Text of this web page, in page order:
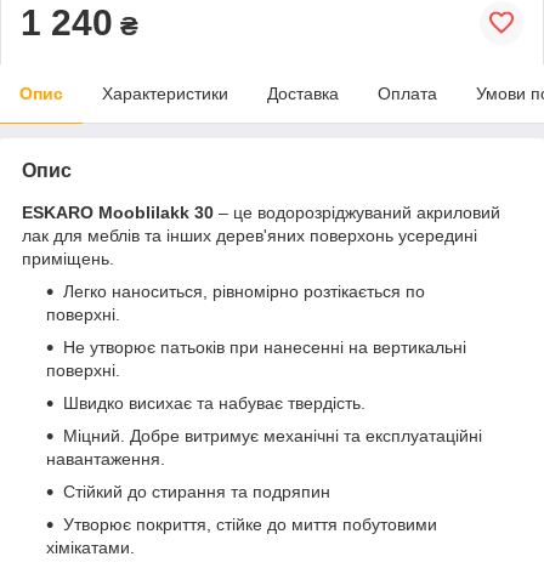
1 240 ₴
Опис Характеристики Доставка Оплата Умови
Опис
ESKARO Mooblilakk 30 – це водорозріджуваний акриловий
лак для меблів та інших дерев'яних поверхонь усередині
приміщень.
Легко наноситься, рівномірно розтікається по
поверхні.
Не утворює патьоків при нанесенні на вертикальні
поверхні.
Швидко висихає та набуває твердість.
Міцний. Добре витримує механічні та експлуатаційні
навантаження.
Стійкий до стирання та подряпин
Утворює покриття, стійке до миття побутовими
хімікатами.